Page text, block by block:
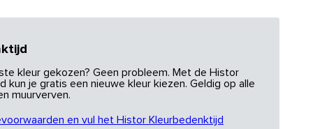
kleur gekozen? Geen probleem. Met de Histor
kun je gratis een nieuwe kleur kiezen. Geldig op alle
muurverven.
en vul het Histor Kleurbedenktijd